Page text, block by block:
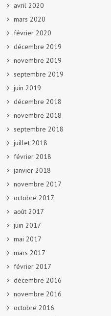
avril 2020
mars 2020
février 2020
décembre 2019
novembre 2019
septembre 2019
juin 2019
décembre 2018
novembre 2018
septembre 2018
juillet 2018
février 2018
janvier 2018
novembre 2017
octobre 2017
août 2017
juin 2017
mai 2017
mars 2017
février 2017
décembre 2016
novembre 2016
octobre 2016